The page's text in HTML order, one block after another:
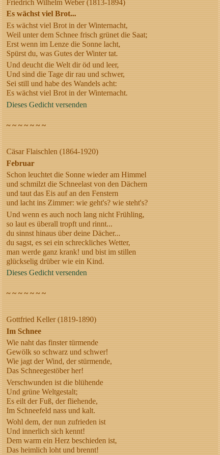
Friedrich Wilhelm Weber (1813-1894)
Es wächst viel Brot...
Es wächst viel Brot in der Winternacht,
Weil unter dem Schnee frisch grünet die Saat;
Erst wenn im Lenze die Sonne lacht,
Spürst du, was Gutes der Winter tat.
Und deucht die Welt dir öd und leer,
Und sind die Tage dir rau und schwer,
Sei still und habe des Wandels acht:
Es wächst viel Brot in der Winternacht.
Dieses Gedicht versenden
~ ~ ~ ~ ~ ~ ~
Cäsar Flaischlen (1864-1920)
Februar
Schon leuchtet die Sonne wieder am Himmel
und schmilzt die Schneelast von den Dächern
und taut das Eis auf an den Fenstern
und lacht ins Zimmer: wie geht's? wie steht's?
Und wenn es auch noch lang nicht Frühling,
so laut es überall tropft und rinnt...
du sinnst hinaus über deine Dächer...
du sagst, es sei ein schreckliches Wetter,
man werde ganz krank! und bist im stillen
glückselig drüber wie ein Kind.
Dieses Gedicht versenden
~ ~ ~ ~ ~ ~ ~
Gottfried Keller (1819-1890)
Im Schnee
Wie naht das finster türmende
Gewölk so schwarz und schwer!
Wie jagt der Wind, der stürmende,
Das Schneegestöber her!
Verschwunden ist die blühende
Und grüne Weltgestalt;
Es eilt der Fuß, der fliehende,
Im Schneefeld nass und kalt.
Wohl dem, der nun zufrieden ist
Und innerlich sich kennt!
Dem warm ein Herz beschieden ist,
Das heimlich loht und brennt!